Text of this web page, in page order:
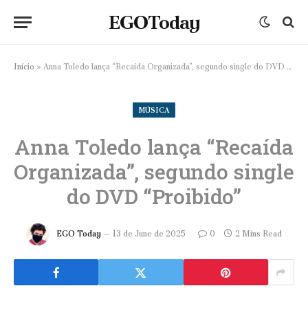
EGOToday
Início » Anna Toledo lança “Recaída Organizada”, segundo single do DVD “Proibido”
MÚSICA
Anna Toledo lança “Recaída
Organizada”, segundo single
do DVD “Proibido”
EGO Today 13 de June de 2025 0 2 Mins Read